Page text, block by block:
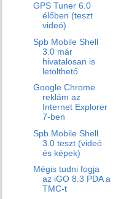
GPS Tuner 6.0
élőben (teszt
videó)
Spb Mobile Shell
3.0 már
hivatalosan is
letölthető
Google Chrome
reklám az
Internet Explorer
7-ben
Spb Mobile Shell
3.0 teszt (videó
és képek)
Mégis tudni fogja
az iGO 8.3 PDA a
TMC-t